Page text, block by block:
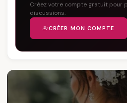
Créez votre compte gratuit pour
discussions.
CRÉER MON COMPTE